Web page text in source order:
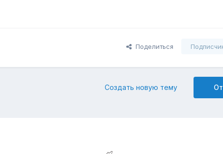
Поделиться
Создать новую тему